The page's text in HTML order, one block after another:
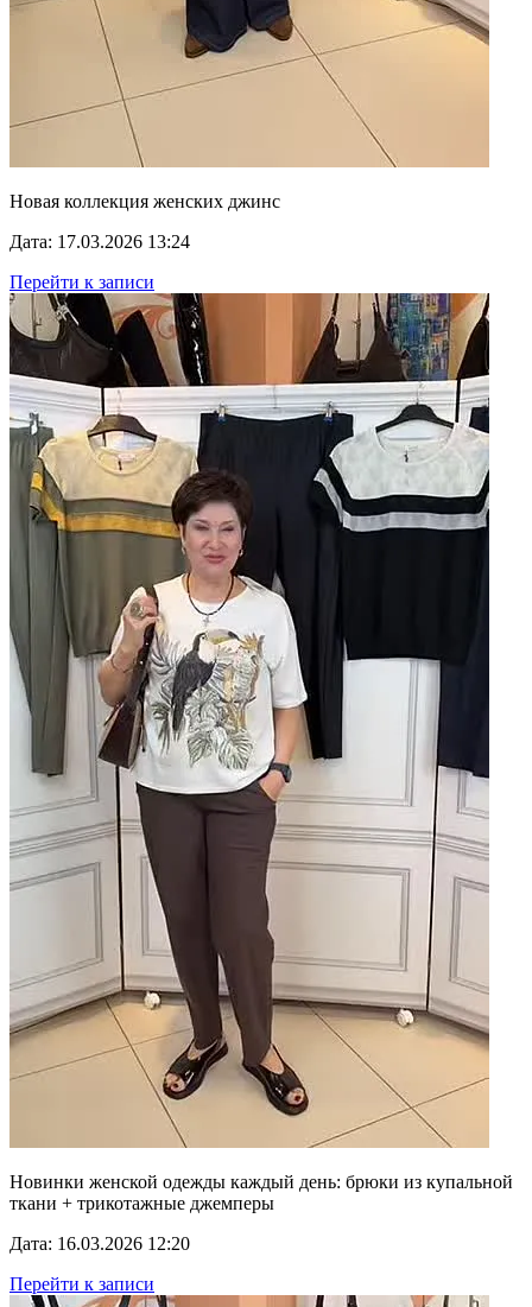
Новая коллекция женских джинс
Дата: 17.03.2026 13:24
Перейти к записи
Новинки женской одежды каждый день: брюки из купальной
ткани + трикотажные джемперы
Дата: 16.03.2026 12:20
Перейти к записи